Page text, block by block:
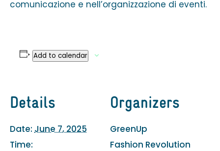
comunicazione e nell’organizzazione di eventi.
Add to calendar
Details
Date: June 7, 2025
Time:
Organizers
GreenUp
Fashion Revolution